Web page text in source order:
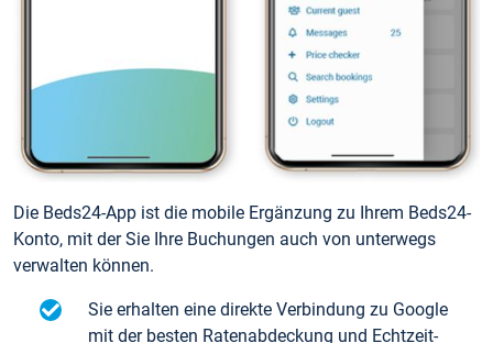
Die Beds24-App ist die mobile Ergänzung zu Ihrem Beds24-
Konto, mit der Sie Ihre Buchungen auch von unterwegs
verwalten können.
Sie erhalten eine direkte Verbindung zu Google
mit der besten Ratenabdeckung und Echtzeit-